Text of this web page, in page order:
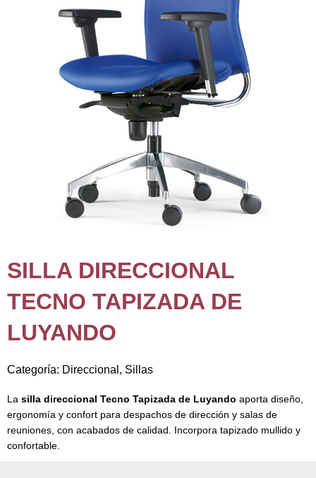
SILLA DIRECCIONAL
TECNO TAPIZADA DE
LUYANDO
Categoría: Direccional , Sillas
La silla direccional Tecno Tapizada de Luyando aporta diseño,
ergonomía y confort para despachos de dirección y salas de
reuniones, con acabados de calidad. Incorpora tapizado mullido y
confortable.